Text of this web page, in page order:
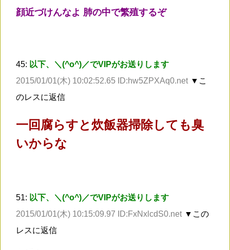
顔近づけんなよ 肺の中で繁殖するぞ
45: 以下、＼(^o^)／でVIPがお送りします
2015/01/01(木) 10:02:52.65 ID:hw5ZPXAq0.net ▼こ
のレスに返信
一回腐らすと炊飯器掃除しても臭
いからな
51: 以下、＼(^o^)／でVIPがお送りします
2015/01/01(木) 10:15:09.97 ID:FxNxlcdS0.net ▼この
レスに返信